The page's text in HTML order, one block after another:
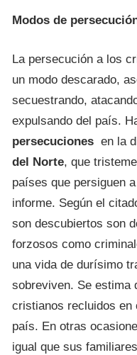
Modos de
La persecución a los
un modo descarado,
secuestrando,
expulsando del país.
persecuciones en la
del Norte, que
países que persiguen
informe. Según el
son descubiertos son
forzosos como
una vida de durísimo
sobreviven. Se estima
cristianos recluidos en
país. En otras
igual que sus